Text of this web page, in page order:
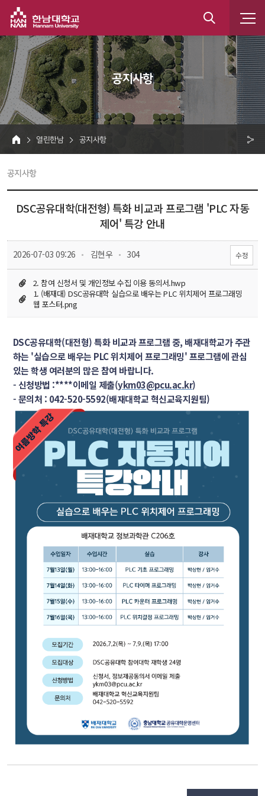
통
공지사항
HOME
열린한남 공지사항
유
공지사항
DSC공유대학(대전형) 특화 비교과 프로그램 'PLC 자동
제어' 특강 안내
2026-07-03 09:26 김현우 304 수정
2. 참여 신청서 및 개인정보 수집 이용 동의서.hwp
1. (배재대) DSC공유대학 실습으로 배우는 PLC 위치제어 프로그래밍
웹 포스터.png
DSC공유대학(대전형) 특화 비교과 프로그램 중, 배재대학교가 주관
하는 '실습으로 배우는 PLC 위치제어 프로그래밍' 프로그램에 관심
있는 학생 여러분의 많은 참여 바랍니다.
- 신청방법 :****이메일 제출(ykm03@pcu.ac.kr)
- 문의처 : 042-520-5592(배재대학교 혁신교육지원팀)